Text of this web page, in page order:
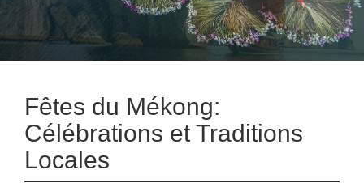
Fêtes du Mékong:
Célébrations et Traditions
Locales